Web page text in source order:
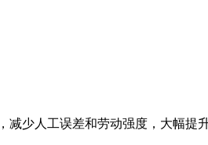
少人工误差和劳动强度，大幅提